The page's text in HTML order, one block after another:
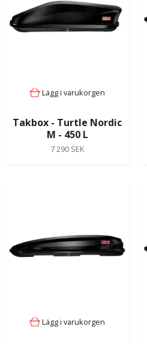
Lägg i varukorgen
Takbox - Turtle Nordic
M - 450 L
7 290 SEK
Lägg i varukorgen